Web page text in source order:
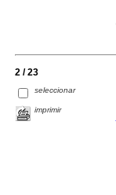
2 / 23
seleccionar
imprimir